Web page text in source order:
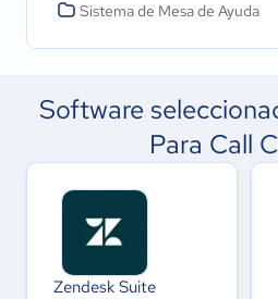
Sistema de Mesa de Ayuda
Software
Para Call
Zendesk Suite